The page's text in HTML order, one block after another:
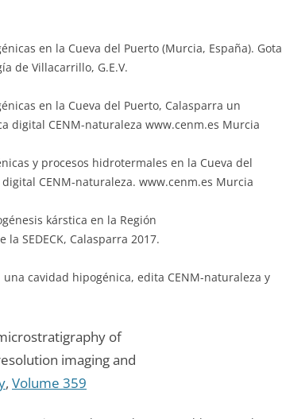
en la Cueva del Puerto (Murcia, España). Gota
de Villacarrillo, G.E.V.
en la Cueva del Puerto, Calasparra un
digital CENM-naturaleza www.cenm.es Murcia
y procesos hidrotermales en la Cueva del
CENM-naturaleza. www.cenm.es Murcia
kárstica en la Región
SEDECK, Calasparra 2017.
una cavidad hipogénica, edita CENM-naturaleza y
of
imaging and
, Volume 359